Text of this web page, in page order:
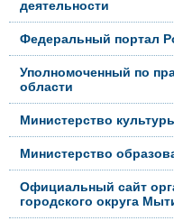
деятельности
Федеральный портал
Уполномоченный по
области
Министерство
Министерство
Официальный сайт
городского округа